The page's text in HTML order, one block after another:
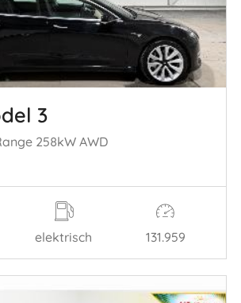
3
258kW AWD
elektrisch 131.959